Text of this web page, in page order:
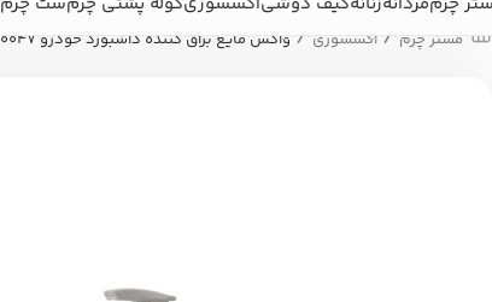
مستر چرم / اکسسوری / واکس مایع براق کننده داشبورد خودرو mec30047